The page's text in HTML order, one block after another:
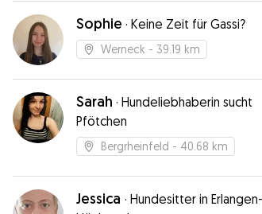
Sophie · Keine Zeit für Gassi?
Werneck - 39.19 km
Sarah · Hundeliebhaberin sucht
Pfötchen
Bergrheinfeld - 40.68 km
Jessica · Hundesitter in Erlangen-